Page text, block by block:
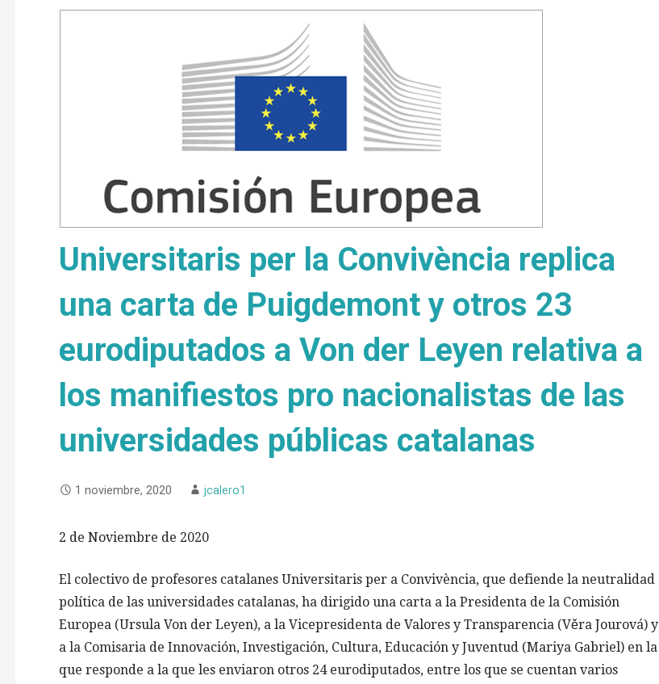
Universitaris per la Convivència replica
una carta de Puigdemont y otros 23
eurodiputados a Von der Leyen relativa a
los manifiestos pro nacionalistas de las
universidades públicas catalanas
1 noviembre, 2020 jcalero1
2 de Noviembre de 2020
El colectivo de profesores catalanes Universitaris per a Convivència, que defiende la neutralidad
política de las universidades catalanas, ha dirigido una carta a la Presidenta de la Comisión
Europea (Ursula Von der Leyen), a la Vicepresidenta de Valores y Transparencia (Věra Jourová) y
a la Comisaria de Innovación, Investigación, Cultura, Educación y Juventud (Mariya Gabriel) en la
que responde a la que les enviaron otros 24 eurodiputados, entre los que se cuentan varios